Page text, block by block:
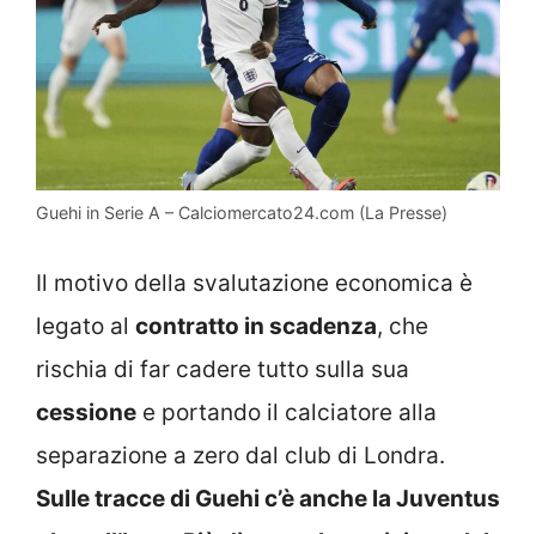
Guehi in Serie A – Calciomercato24.com (La Presse)
Il motivo della svalutazione economica è
legato al contratto in scadenza, che
rischia di far cadere tutto sulla sua
cessione e portando il calciatore alla
separazione a zero dal club di Londra.
Sulle tracce di Guehi c’è anche la Juventus